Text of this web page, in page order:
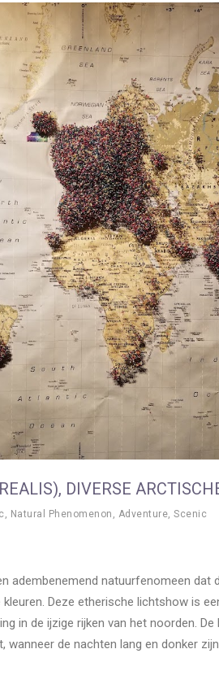
DIVERSE
, Natural Phenomenon , Adventure, Scenic
adembenemend natuurfenomeen dat
Deze etherische lichtshow is
in de ijzige rijken van het noorden.
de nachten lang en donker